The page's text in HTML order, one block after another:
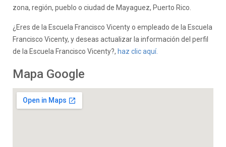
zona, región, pueblo o ciudad de Mayaguez, Puerto Rico.
¿Eres de la Escuela Francisco Vicenty o empleado de la Escuela
Francisco Vicenty, y deseas actualizar la información del perfil
de la Escuela Francisco Vicenty?, haz clic aquí.
Mapa Google